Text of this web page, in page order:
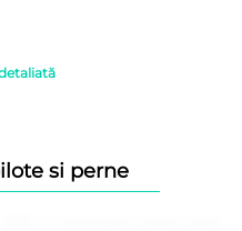
fara a folosi cutitul sau alte
obiecte grele pe topper.
in spatii inchise, intr-un climat
si perne